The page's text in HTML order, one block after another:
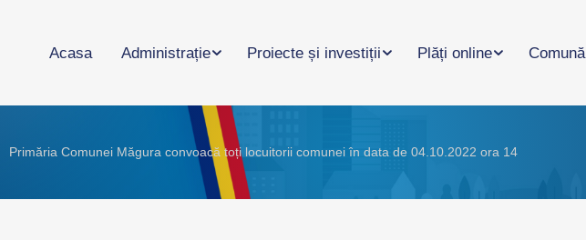
Acasa Administrație Proiecte și investiții Plăți online Comună
Primăria Comunei Măgura convoacă toți locuitorii comunei în data de 04.10.2022 ora 14